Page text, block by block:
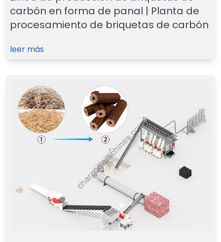
carbón en forma de panal | Planta de
procesamiento de briquetas de carbón
leer más